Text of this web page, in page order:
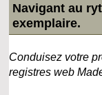
Navigant au
exemplaire.
Conduisez votre
registres web